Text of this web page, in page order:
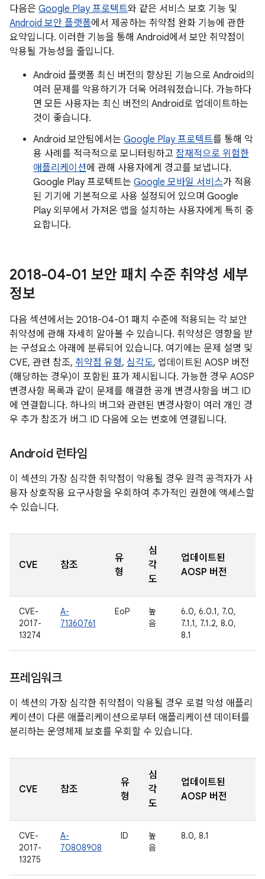
다음은 Google Play 프로텍트와 같은 서비스 보호 기능 및
Android 보안 플랫폼에서 제공하는 취약점 완화 기능에 관한
요약입니다. 이러한 기능을 통해 Android에서 보안 취약점이
악용될 가능성을 줄입니다.
Android 플랫폼 최신 버전의 향상된 기능으로 Android의
여러 문제를 악용하기가 더욱 어려워졌습니다. 가능하다
면 모든 사용자는 최신 버전의 Android로 업데이트하는
것이 좋습니다.
Android 보안팀에서는 Google Play 프로텍트를 통해 악
용 사례를 적극적으로 모니터링하고 잠재적으로 위험한
애플리케이션에 관해 사용자에게 경고를 보냅니다.
Google Play 프로텍트는 Google 모바일 서비스가 적용
된 기기에 기본적으로 사용 설정되어 있으며 Google
Play 외부에서 가져온 앱을 설치하는 사용자에게 특히 중
요합니다.
2018-04-01 보안 패치 수준 취약성 세부
정보
다음 섹션에서는 2018-04-01 패치 수준에 적용되는 각 보안
취약성에 관해 자세히 알아볼 수 있습니다. 취약성은 영향을 받
는 구성요소 아래에 분류되어 있습니다. 여기에는 문제 설명 및
CVE, 관련 참조, 취약점 유형, 심각도, 업데이트된 AOSP 버전
(해당하는 경우)이 포함된 표가 제시됩니다. 가능한 경우 AOSP
변경사항 목록과 같이 문제를 해결한 공개 변경사항을 버그 ID
에 연결합니다. 하나의 버그와 관련된 변경사항이 여러 개인 경
우 추가 참조가 버그 ID 다음에 오는 번호에 연결됩니다.
Android 런타임
이 섹션의 가장 심각한 취약점이 악용될 경우 원격 공격자가 사
용자 상호작용 요구사항을 우회하여 추가적인 권한에 액세스할
수 있습니다.
CVE 참조
유
형
심
각
도
업데이트된
AOSP 버전
CVE-
2017-
13274
A-
71360761
EoP
높
음
6.0, 6.0.1, 7.0,
7.1.1, 7.1.2, 8.0,
8.1
프레임워크
이 섹션의 가장 심각한 취약점이 악용될 경우 로컬 악성 애플리
케이션이 다른 애플리케이션으로부터 애플리케이션 데이터를
분리하는 운영체제 보호를 우회할 수 있습니다.
CVE 참조
유
형
심
각
도
업데이트된
AOSP 버전
CVE-
2017-
13275
A-
70808908
ID
높
음
8.0, 8.1